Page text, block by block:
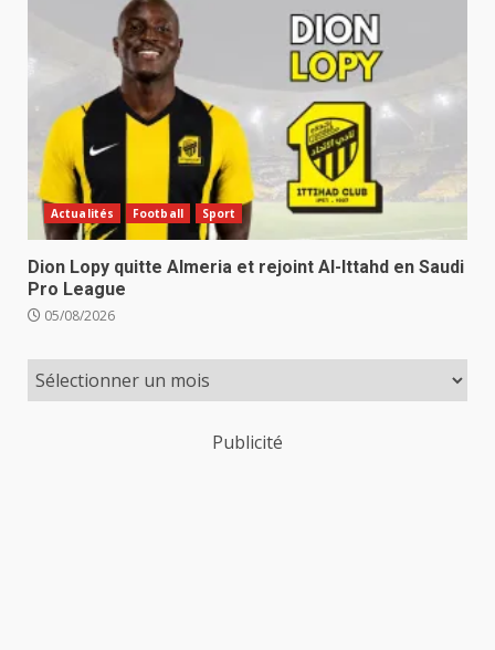
Actualités Football Sport
Dion Lopy quitte Almeria et rejoint Al-Ittahd en Saudi
Pro League
05/08/2026
Publicité